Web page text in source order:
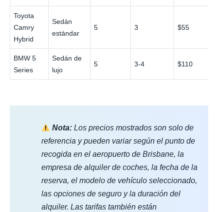
Toyota
Camry
Hybrid
Sedán
estándar
5 3 $55
BMW 5
Series
Sedán de
lujo
5 3-4 $110
Nota:Los precios mostrados son solo de
referencia y pueden variar según el punto de
recogida en el aeropuerto de Brisbane, la
empresa de alquiler de coches, la fecha de la
reserva, el modelo de vehículo seleccionado,
las opciones de seguro y la duración del
alquiler. Las tarifas también están